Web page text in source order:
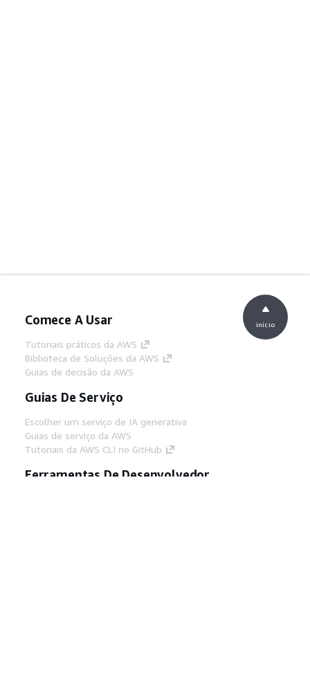
Comece A Usar
Tutoriais práticos da AWS
Biblioteca de Soluções da AWS
Guias de decisão da AWS
Guias De Serviço
Escolher um serviço de IA generativa
Guias de serviço da AWS
Tutoriais da AWS CLI no GitHub
Ferramentas De Desenvolvedor
início